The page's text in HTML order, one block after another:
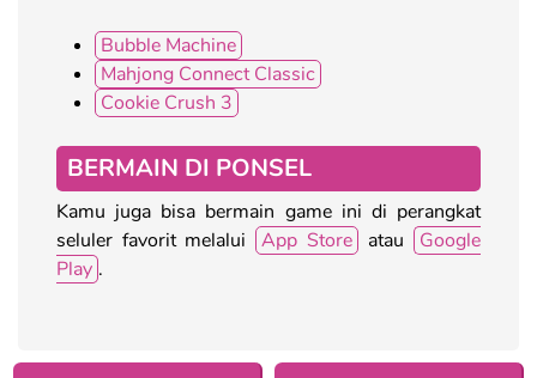
Bubble Machine
Mahjong Connect Classic
Cookie Crush 3
BERMAIN DI PONSEL
Kamu juga bisa bermain game ini di perangkat
seluler favorit melalui
App Store atau
Google
Play .